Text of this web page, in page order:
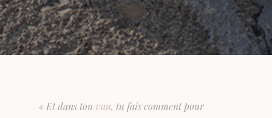
« Et dans ton van, tu fais comment pour